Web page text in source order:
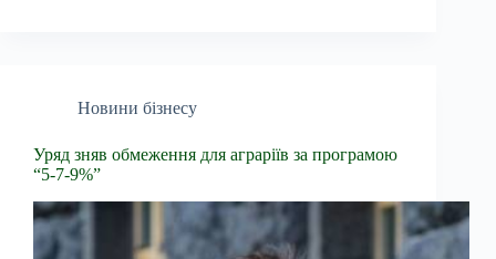
Новини бізнесу
Уряд зняв обмеження для аграріїв за програмою
“5-7-9%”